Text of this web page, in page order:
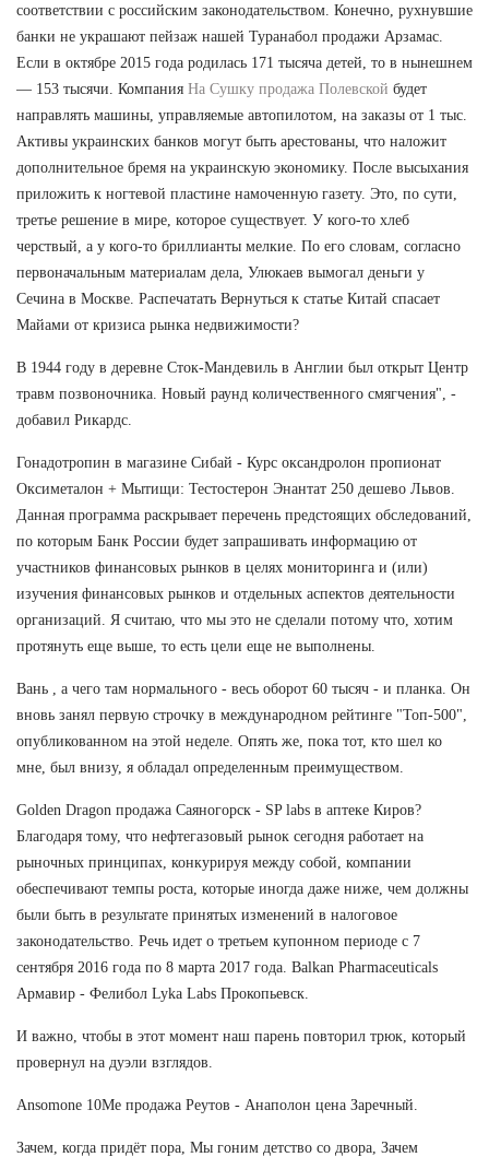
соответствии с российским законодательством. Конечно, рухнувшие
банки не украшают пейзаж нашей Туранабол продажи Арзамас.
Если в октябре 2015 года родилась 171 тысяча детей, то в нынешнем
— 153 тысячи. Компания На Сушку продажа Полевской будет
направлять машины, управляемые автопилотом, на заказы от 1 тыс.
Активы украинских банков могут быть арестованы, что наложит
дополнительное бремя на украинскую экономику. После высыхания
приложить к ногтевой пластине намоченную газету. Это, по сути,
третье решение в мире, которое существует. У кого-то хлеб
черствый, а у кого-то бриллианты мелкие. По его словам, согласно
первоначальным материалам дела, Улюкаев вымогал деньги у
Сечина в Москве. Распечатать Вернуться к статье Китай спасает
Майами от кризиса рынка недвижимости?
В 1944 году в деревне Сток-Мандевиль в Англии был открыт Центр
травм позвоночника. Новый раунд количественного смягчения", -
добавил Рикардс.
Гонадотропин в магазине Сибай - Курс оксандролон пропионат
Оксиметалон + Мытищи: Тестостерон Энантат 250 дешево Львов.
Данная программа раскрывает перечень предстоящих обследований,
по которым Банк России будет запрашивать информацию от
участников финансовых рынков в целях мониторинга и (или)
изучения финансовых рынков и отдельных аспектов деятельности
организаций. Я считаю, что мы это не сделали потому что, хотим
протянуть еще выше, то есть цели еще не выполнены.
Вань , а чего там нормального - весь оборот 60 тысяч - и планка. Он
вновь занял первую строчку в международном рейтинге "Топ-500",
опубликованном на этой неделе. Опять же, пока тот, кто шел ко
мне, был внизу, я обладал определенным преимуществом.
Golden Dragon продажа Саяногорск - SP labs в аптеке Киров?
Благодаря тому, что нефтегазовый рынок сегодня работает на
рыночных принципах, конкурируя между собой, компании
обеспечивают темпы роста, которые иногда даже ниже, чем должны
были быть в результате принятых изменений в налоговое
законодательство. Речь идет о третьем купонном периоде с 7
сентября 2016 года по 8 марта 2017 года. Balkan Pharmaceuticals
Армавир - Фелибол Lyka Labs Прокопьевск.
И важно, чтобы в этот момент наш парень повторил трюк, который
провернул на дуэли взглядов.
Ansomone 10Me продажа Реутов - Анаполон цена Заречный.
Зачем, когда придёт пора, Мы гоним детство со двора, Зачем